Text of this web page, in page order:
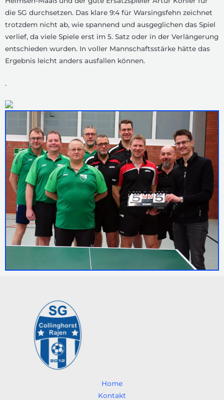
die SG durchsetzen. Das klare 9:4 für Warsingsfehn zeichnet
trotzdem nicht ab, wie spannend und ausgeglichen das Spiel
verlief, da viele Spiele erst im 5. Satz oder in der Verlängerung
entschieden wurden. In voller Mannschaftsstärke hätte das
Ergebnis leicht anders ausfallen können.
.
Home
Kontakt